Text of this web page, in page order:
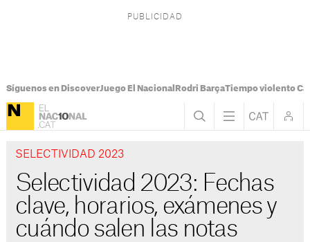
Síguenos en DiscoverJuego El Nacional Rodri BarçaTiempo violento
SELECTIVIDAD 2023
Selectividad 2023: Fechas
clave, horarios, exámenes y
cuándo salen las notas